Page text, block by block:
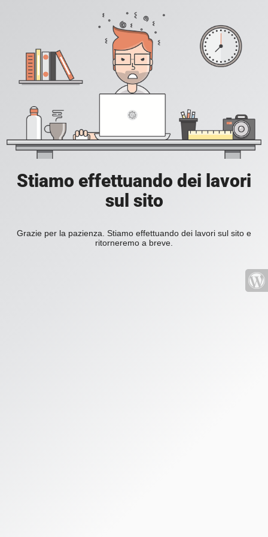
Stiamo effettuando dei lavori
sul sito
Grazie per la pazienza. Stiamo effettuando dei lavori sul sito e
ritorneremo a breve.